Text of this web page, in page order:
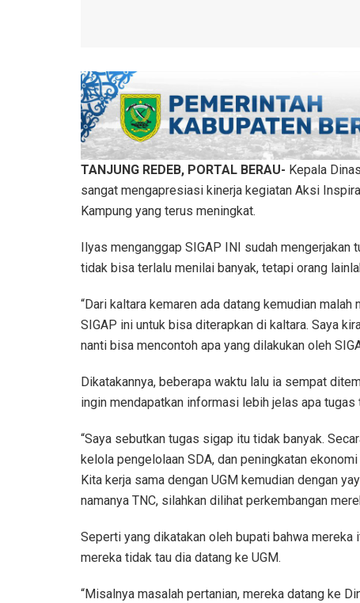
TANJUNG REDEB, PORTAL BERAU- Kepala
sangat mengapresiasi kinerja kegiatan Aksi
Kampung yang terus meningkat.
Ilyas menganggap SIGAP INI sudah
tidak bisa terlalu menilai banyak, tetapi orang
“Dari kaltara kemaren ada datang kemudian
SIGAP ini untuk bisa diterapkan di kaltara. Saya
nanti bisa mencontoh apa yang dilakukan oleh
Dikatakannya, beberapa waktu lalu ia sempat
ingin mendapatkan informasi lebih jelas apa tugas
“Saya sebutkan tugas sigap itu tidak banyak.
kelola pengelolaan SDA, dan peningkatan
Kita kerja sama dengan UGM kemudian dengan
namanya TNC, silahkan dilihat perkembangan
Seperti yang dikatakan oleh bupati bahwa
mereka tidak tau dia datang ke UGM.
“Misalnya masalah pertanian, mereka datang ke